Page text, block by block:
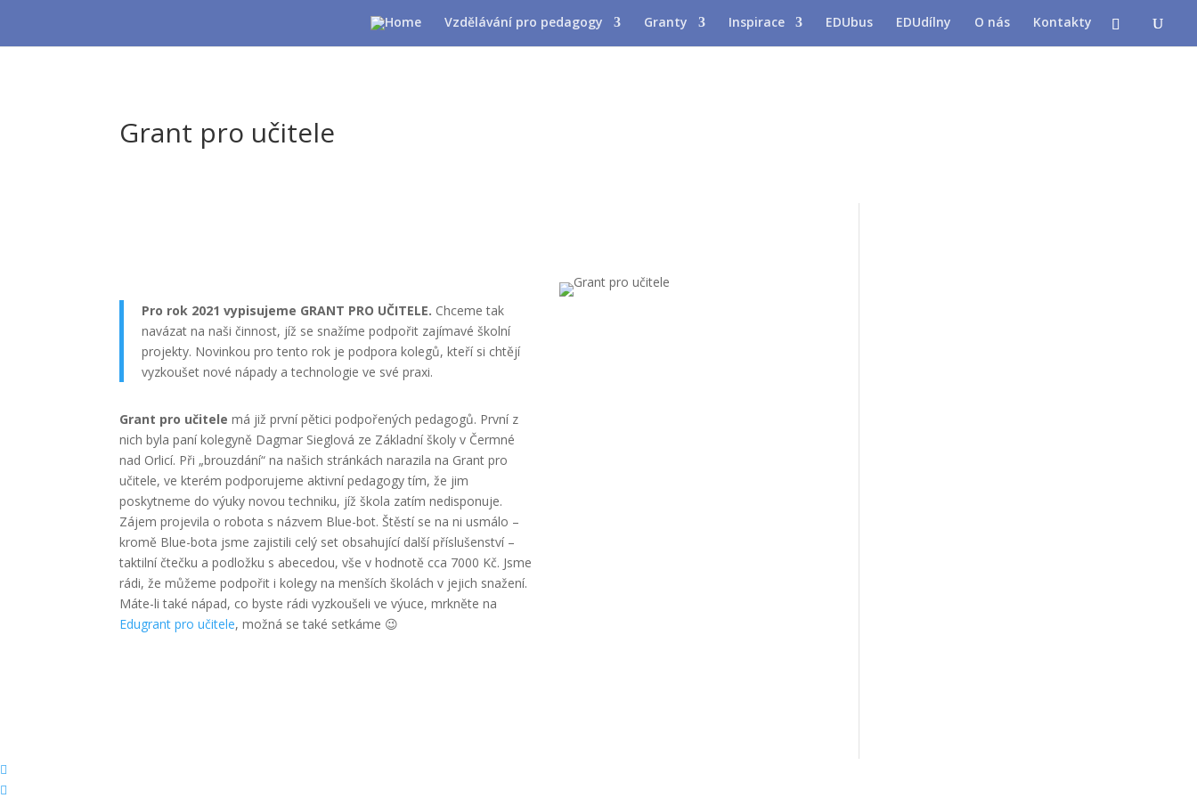
Vzdělávání pro pedagogy Granty Inspirace EDUbus EDUdílny O nás Kontakty
Grant pro učitele
Pro rok 2021 vypisujeme GRANT PRO UČITELE. Chceme tak
navázat na naši činnost, jíž se snažíme podpořit zajímavé školní
projekty. Novinkou pro tento rok je podpora kolegů, kteří si chtějí
vyzkoušet nové nápady a technologie ve své praxi.
Grant pro učitelemá již první pětici podpořených pedagogů. První z
nich byla paní kolegyně Dagmar Sieglová ze Základní školy v Čermné
nad Orlicí. Při „brouzdání“ na našich stránkách narazila na Grant pro
učitele, ve kterém podporujeme aktivní pedagogy tím, že jim
poskytneme do výuky novou techniku, jíž škola zatím nedisponuje.
Zájem projevila o robota s názvem Blue-bot. Štěstí se na ni usmálo –
kromě Blue-bota jsme zajistili celý set obsahující další příslušenství –
taktilní čtečku a podložku s abecedou, vše v hodnotě cca 7000 Kč. Jsme
rádi, že můžeme podpořit i kolegy na menších školách v jejich snažení.
Máte-li také nápad, co byste rádi vyzkoušeli ve výuce, mrkněte na
Edugrant pro učitele, možná se také setkáme 😉

